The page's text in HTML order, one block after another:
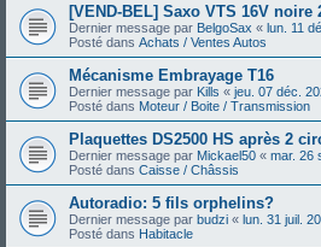
[VEND-BEL] Saxo VTS 16V noire
Dernier message par BelgoSax « lun. 11
Posté dans Achats / Ventes Autos
Mécanisme Embrayage T16
Dernier message par Kills « jeu. 07 déc.
Posté dans Moteur / Boite / Transmission
Plaquettes DS2500 HS après 2
Dernier message par Mickael50 « mar. 26
Posté dans Caisse / Châssis
Autoradio: 5 fils orphelins?
Dernier message par budzi « lun. 31 juil.
Posté dans Habitacle